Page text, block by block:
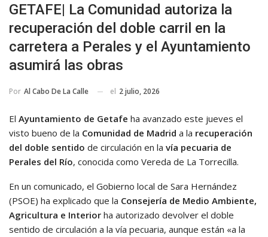
GETAFE| La Comunidad autoriza la
recuperación del doble carril en la
carretera a Perales y el Ayuntamiento
asumirá las obras
Por Al Cabo De La Calle el 2 julio, 2026
El Ayuntamiento de Getafe ha avanzado este jueves el
visto bueno de la Comunidad de Madrid a la recuperación
del doble sentido de circulación en la vía pecuaria de
Perales del Río, conocida como Vereda de La Torrecilla.
En un comunicado, el Gobierno local de Sara Hernández
(PSOE) ha explicado que la Consejería de Medio Ambiente,
Agricultura e Interior ha autorizado devolver el doble
sentido de circulación a la vía pecuaria, aunque están «a la